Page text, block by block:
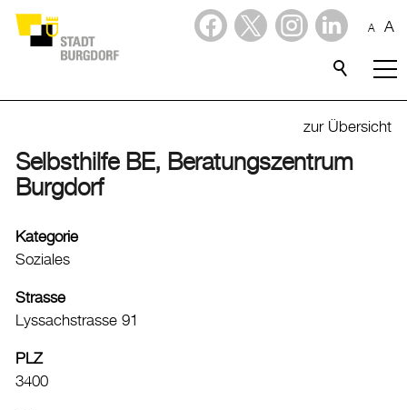
A A
Willkommen in Burgdorf
Lebensqualität
Freizeit
Freizeitangebote
Grünräume
zur Übersicht
Selbsthilfe BE, Beratungszentrum
Burgdorf
Kategorie
Soziales
Strasse
Lyssachstrasse 91
PLZ
3400